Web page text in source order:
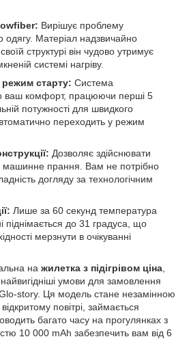
Вирішує проблему
одягу. Матеріал надзвичайно
структурі він чудово утримує
системі нагріву.
режим старту: Система
ваш комфорт, працюючи перші 5
потужності для швидкого
переходить у режим
Дозволяє здійснювати
машинне прання. Вам не потрібно
догляду за технологічним
Лише за 60 секунд температура
піднімається до 31 градуса, що
мерзнути в очікуванні
на жилетка з підігрівом ціна
умови для замовлення
Glo-story. Ця модель стане незамінною
повітрі, займається
багато часу на прогулянках з
10 000 mAh забезпечить вам від 6